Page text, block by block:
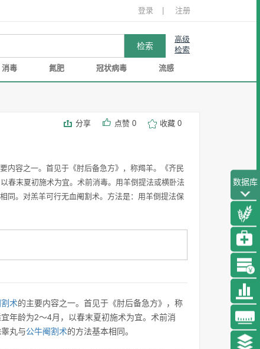
登录 注册
高级
检索
消毒 氮肥 冠状病毒 流感
收藏 0
点赞 0
分享
内容之一。首见于《肘后备急方》，称羯羊。《齐民
春末夏初施术为宜。术前消毒。用羊倒提法或横卧法
同。对羔羊可行无血阉割术。方法是：用羊倒提法保
术的主要内容之一。首见于《肘后备急方》，称
年龄为2～4月，以春末夏初施术为宜。术前消
丸与公牛阉割术的方法基本相同。
数据库